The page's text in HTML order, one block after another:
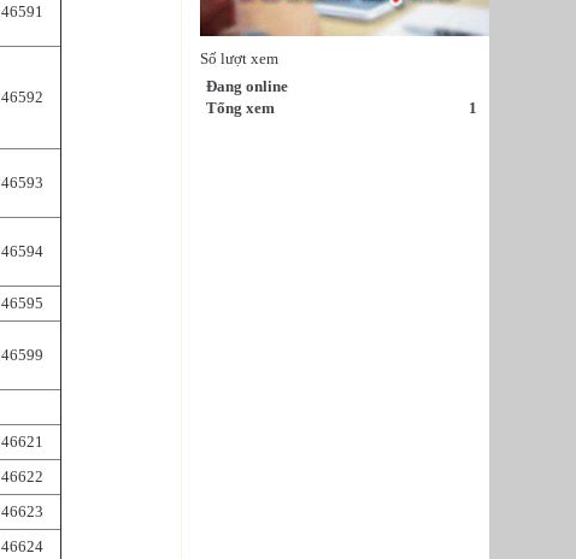
46591
46592
46593
46594
46595
46599
46621
46622
46623
46624
Số lượt xem
Đang online
Tổng xem
1